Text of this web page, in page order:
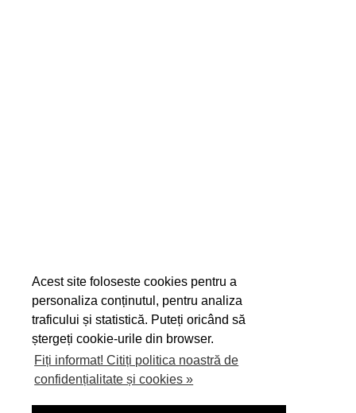
Acest site foloseste cookies pentru a
personaliza conținutul, pentru analiza
traficului și statistică. Puteți oricând să
ștergeți cookie-urile din browser.
Fiți informat! Citiți politica noastră de
confidențialitate și cookies »